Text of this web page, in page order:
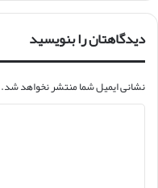
دیدگاهتان را بنویسید
نشانی ایمیل شما منتشر نخواهد شد.